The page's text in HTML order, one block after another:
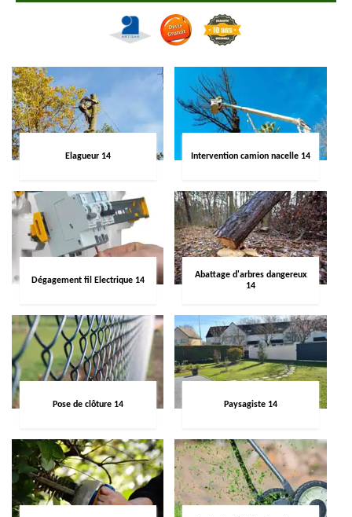
Elagueur 14 Intervention camion nacelle 14
Dégagement fil Electrique 14
Abattage d'arbres dangereux
14
Pose de clôture 14 Paysagiste 14